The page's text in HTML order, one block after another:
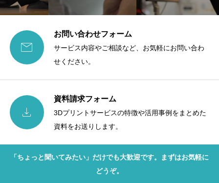

お問い合わせフォーム
サービス内容やご相談など、お気軽にお問い合わ
せください。

資料請求フォーム
3Dプリントサービスの特徴や活用事例をまとめた
資料をお送りします。
「ちょっと聞いてみたい」だけでも大歓迎です。まずはお気軽に
どうぞ。